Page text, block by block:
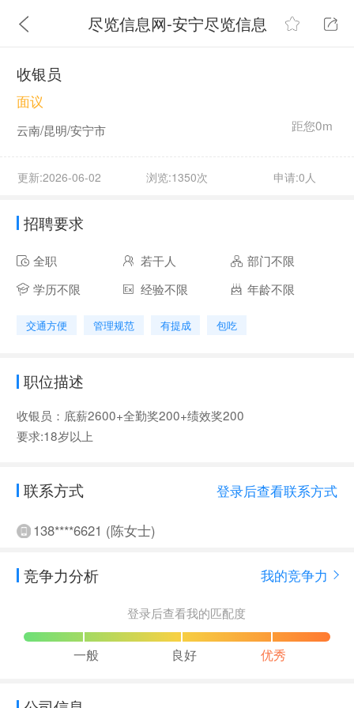
尽览信息网-安宁尽览信息
收银员
距您0m
面议
云南/昆明/安宁市
更新:2026-06-02 浏览:1350次 申请:0人
招聘要求
全职 若干人
部门不限
学历不限
经验不限 年龄不限
交通方便 管理规范 有提成 包吃
职位描述
收银员：底薪2600+全勤奖200+绩效奖200
要求:18岁以上
联系方式 登录后查看联系方式
138****6621 (陈女士)
竞争力分析 我的竞争力
登录后查看我的匹配度
一般 良好 优秀